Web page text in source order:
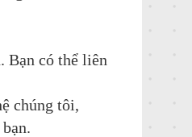
Bạn có thể liên
chúng tôi,